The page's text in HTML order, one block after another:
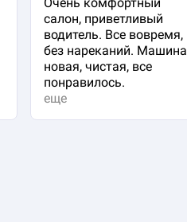
салон, приветливый
водитель. Все вовремя,
без нареканий. Машина
новая, чистая, все
понравилось.
еще